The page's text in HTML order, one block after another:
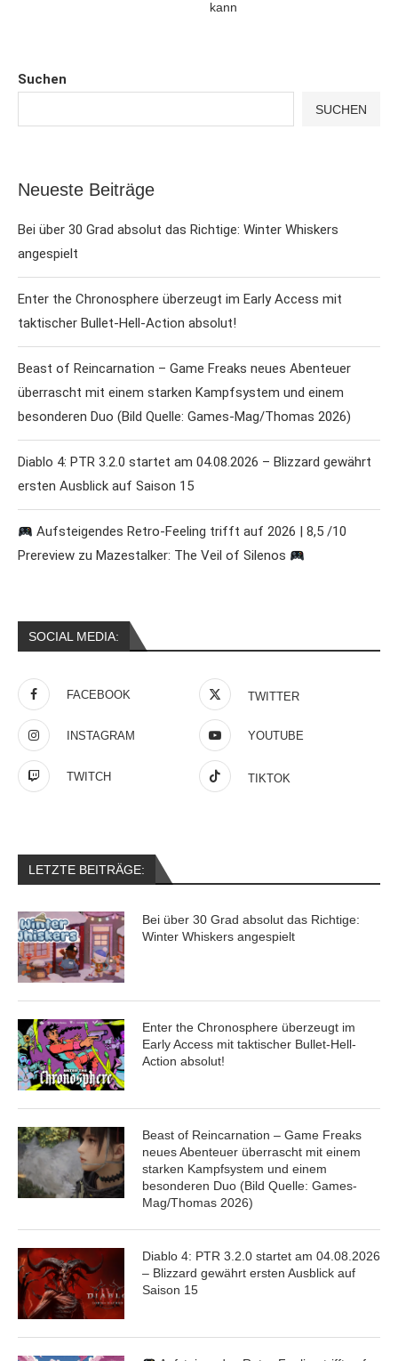
Suchen
SUCHEN
Neueste Beiträge
Bei über 30 Grad absolut das Richtige: Winter Whiskers
angespielt
Enter the Chronosphere überzeugt im Early Access mit
taktischer Bullet-Hell-Action absolut!
Beast of Reincarnation – Game Freaks neues Abenteuer
überrascht mit einem starken Kampfsystem und einem
besonderen Duo (Bild Quelle: Games-Mag/Thomas 2026)
Diablo 4: PTR 3.2.0 startet am 04.08.2026 – Blizzard gewährt
ersten Ausblick auf Saison 15
Aufsteigendes Retro-Feeling trifft auf 2026 | 8,5 /10
Prereview zu Mazestalker: The Veil of Silenos
SOCIAL MEDIA:
FACEBOOK TWITTER
INSTAGRAM YOUTUBE
TWITCH TIKTOK
LETZTE BEITRÄGE:
Bei über 30 Grad absolut das Richtige:
Winter Whiskers angespielt
Enter the Chronosphere überzeugt im
Early Access mit taktischer Bullet-Hell-
Action absolut!
Beast of Reincarnation – Game Freaks
neues Abenteuer überrascht mit einem
starken Kampfsystem und einem
besonderen Duo (Bild Quelle: Games-
Mag/Thomas 2026)
Diablo 4: PTR 3.2.0 startet am 04.08.2026
– Blizzard gewährt ersten Ausblick auf
Saison 15
kann